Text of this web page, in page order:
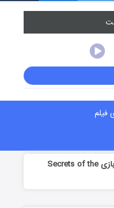
فیلم
دانلود بازی Secrets of the